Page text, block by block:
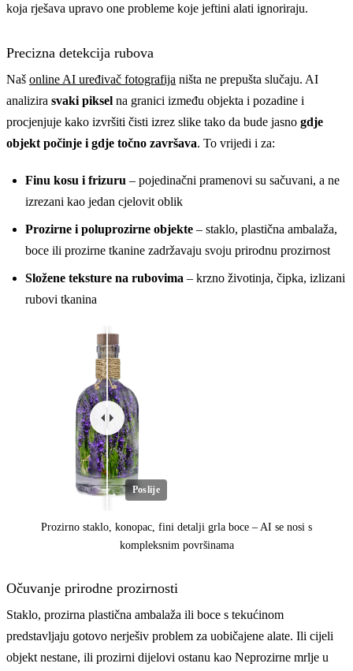
koja rješava upravo one probleme koje jeftini alati ignoriraju.
Precizna detekcija rubova
Naš online AI uređivač fotografija ništa ne prepušta slučaju. AI
analizira svaki piksel na granici između objekta i pozadine i
procjenjuje kako izvršiti čisti izrez slike tako da bude jasno gdje
objekt počinje i gdje točno završava. To vrijedi i za:
Finu kosu i frizuru – pojedinačni pramenovi su sačuvani, a ne
izrezani kao jedan cjelovit oblik
Prozirne i poluprozirne objekte – staklo, plastična ambalaža,
boce ili prozirne tkanine zadržavaju svoju prirodnu prozirnost
Složene teksture na rubovima – krzno životinja, čipka, izlizani
rubovi tkanina
Poslije
Prozirno staklo, konopac, fini detalji grla boce – AI se nosi s
kompleksnim površinama
Očuvanje prirodne prozirnosti
Staklo, prozirna plastična ambalaža ili boce s tekućinom
predstavljaju gotovo nerješiv problem za uobičajene alate. Ili cijeli
objekt nestane, ili prozirni dijelovi ostanu kao Neprozirne mrlje u